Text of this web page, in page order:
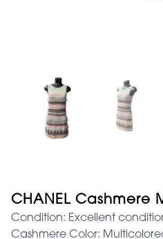
CHANEL Cashmere
Condition: Excellent
Cashmere Color: